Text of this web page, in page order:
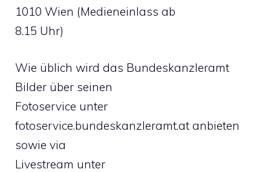
1010 Wien (Medieneinlass ab
8.15 Uhr)
Wie üblich wird das Bundeskanzleramt
Bilder über seinen
Fotoservice unter
fotoservice.bundeskanzleramt.at anbieten
sowie via
Livestream unter